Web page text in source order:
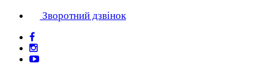
Зворотний дзвінок